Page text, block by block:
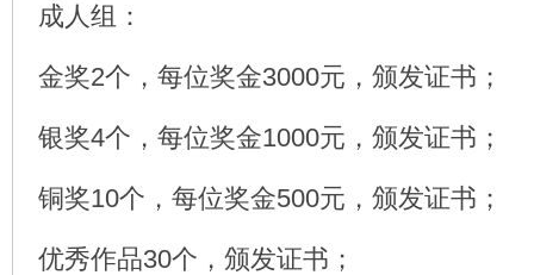
成人组：
金奖2个，每位奖金3000元，颁发证书；
银奖4个，每位奖金1000元，颁发证书；
铜奖10个，每位奖金500元，颁发证书；
优秀作品30个，颁发证书；